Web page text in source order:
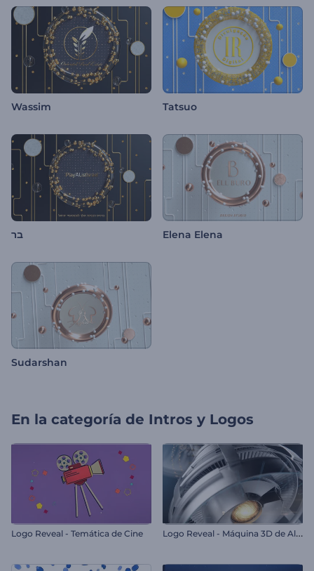
Wassim Tatsuo
בר Elena Elena
Sudarshan
En la categoría de Intros y Logos
Logo Reveal - Temática de Cine L
ogo Reveal - Máquina 3D de Alta Tecnología